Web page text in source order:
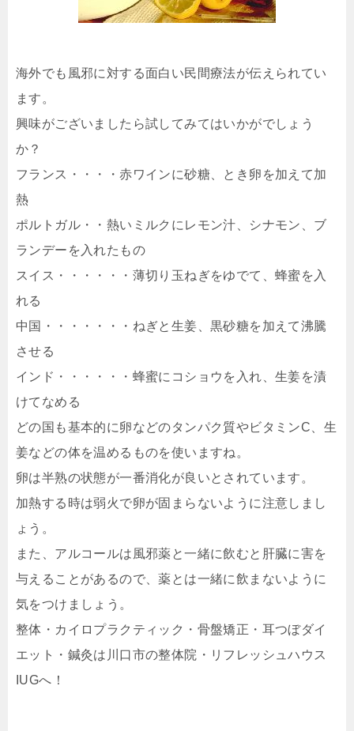
海外でも風邪に対する面白い民間療法が伝えられてい
ます。
興味がございましたら試してみてはいかがでしょう
か？
フランス・・・・赤ワインに砂糖、とき卵を加えて加
熱
ポルトガル・・熱いミルクにレモン汁、シナモン、ブ
ランデーを入れたもの
スイス・・・・・・薄切り玉ねぎをゆでて、蜂蜜を入
れる
中国・・・・・・・ねぎと生姜、黒砂糖を加えて沸騰
させる
インド・・・・・・蜂蜜にコショウを入れ、生姜を漬
けてなめる
どの国も基本的に卵などのタンパク質やビタミンC、生
姜などの体を温めるものを使いますね。
卵は半熟の状態が一番消化が良いとされています。
加熱する時は弱火で卵が固まらないように注意しまし
ょう。
また、アルコールは風邪薬と一緒に飲むと肝臓に害を
与えることがあるので、薬とは一緒に飲まないように
気をつけましょう。
整体・カイロプラクティック・骨盤矯正・耳つぼダイ
エット・鍼灸は川口市の整体院・リフレッシュハウス
IUGへ！